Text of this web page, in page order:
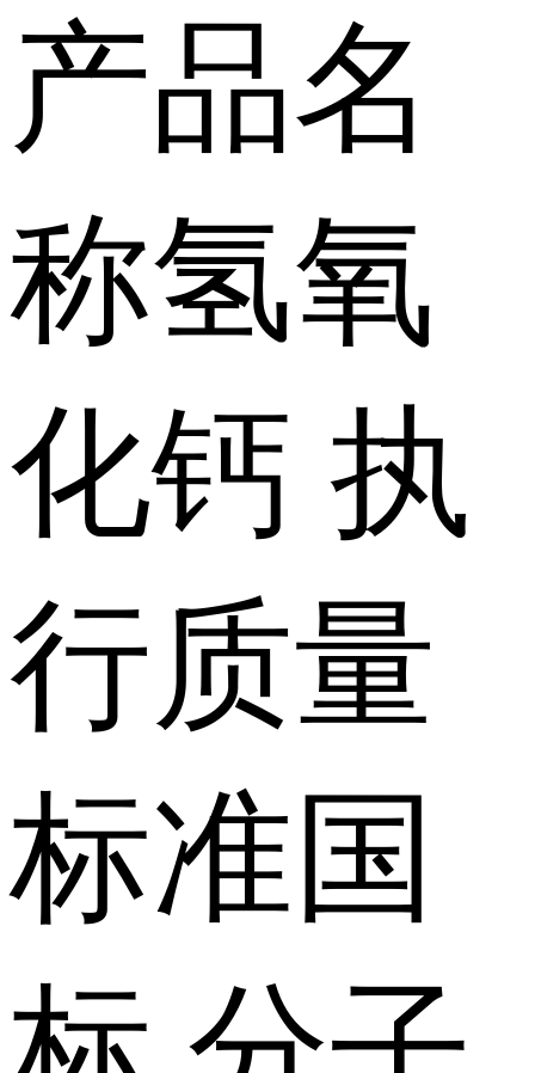
产品名
称氢氧
化钙 执
行质量
标准国